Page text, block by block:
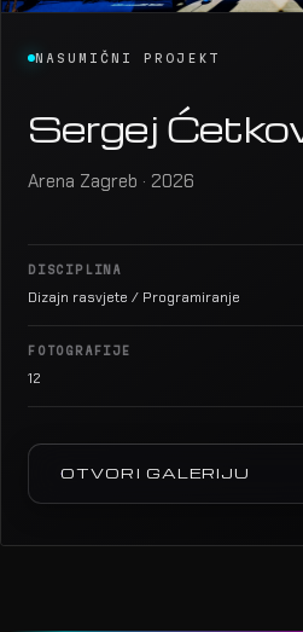
NASUMIČNI PROJEKT
Sergej
Arena Zagreb · 2026
DISCIPLINA
Dizajn rasvjete / Programiranje
FOTOGRAFIJE
12
OTVORI GALERIJU